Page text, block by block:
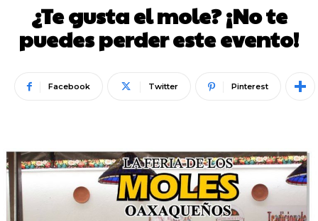
¿Te gusta el mole? ¡No te
puedes perder este evento!
Facebook Twitter Pinterest